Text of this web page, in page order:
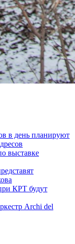
в день планируют
выставке
КРТ будут
Archi del